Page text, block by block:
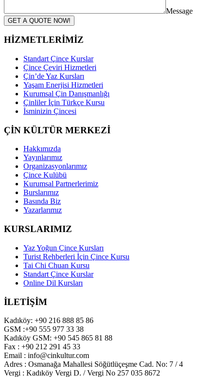
Message
GET A QUOTE NOW!
HİZMETLERİMİZ
Standart Çince Kurslar
Çince Çeviri Hizmetleri
Çin’de Yaz Kursları
Yaşam Enerjisi Hizmetleri
Kurumsal Çin Danışmanlığı
Çinliler İçin Türkçe Kursu
İsminizin Çincesi
ÇİN KÜLTÜR MERKEZİ
Hakkımızda
Yayınlarımız
Organizasyonlarımız
Çince Kulübü
Kurumsal Partnerlerimiz
Burslarımız
Basında Biz
Yazarlarımız
KURSLARIMIZ
Yaz Yoğun Çince Kursları
Turist Rehberleri İçin Çince Kursu
Tai Chi Chuan Kursu
Standart Çince Kurslar
Online Dil Kursları
İLETİŞİM
Kadıköy: +90 216 888 85 86
GSM :+90 555 977 33 38
Kadıköy GSM: +90 545 865 81 88
Fax : +90 212 291 45 33
Email : info@cinkultur.com
Adres : Osmanağa Mahallesi Söğütlüçeşme Cad. No: 7 / 4
Vergi : Kadıköy Vergi D. / Vergi No 257 035 8672